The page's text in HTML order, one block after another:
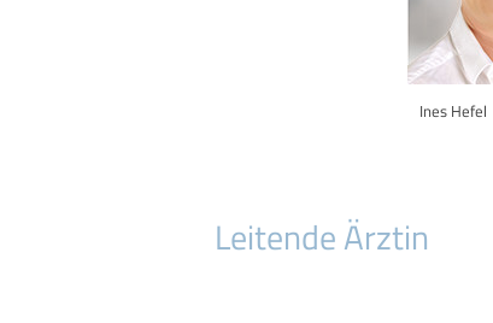
Ines Hefel
Leitende Ärztin